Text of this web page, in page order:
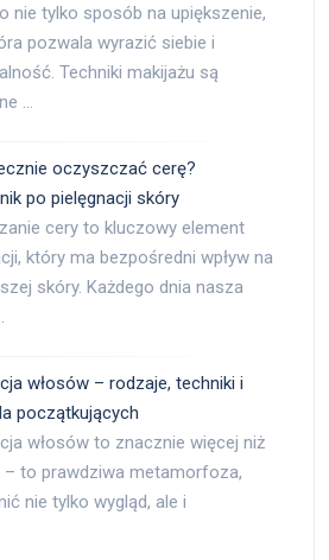
nie tylko sposób na upiększenie,
pozwala wyrazić siebie i
Techniki makijażu są
…
oczyszczać cerę?
po pielęgnacji skóry
cery to kluczowy element
który ma bezpośredni wpływ na
skóry. Każdego dnia nasza
włosów – rodzaje, techniki i
początkujących
włosów to znacznie więcej niż
to prawdziwa metamorfoza,
nie tylko wygląd, ale i